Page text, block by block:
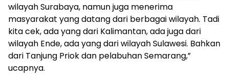
wilayah Surabaya, namun juga menerima
masyarakat yang datang dari berbagai wilayah. Tadi
kita cek, ada yang dari Kalimantan, ada juga dari
wilayah Ende, ada yang dari wilayah Sulawesi. Bahkan
dari Tanjung Priok dan pelabuhan Semarang,”
ucapnya.